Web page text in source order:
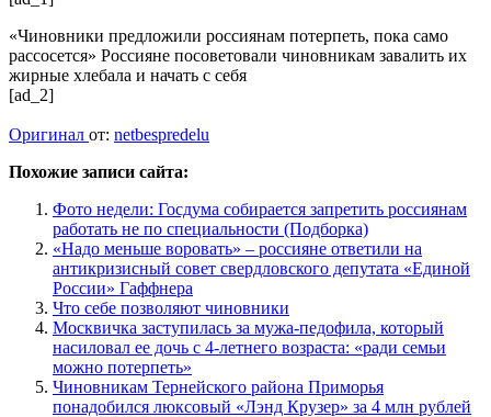
«Чиновники предложили россиянам потерпеть, пока само
рассосется» Россияне посоветовали чиновникам завалить их
жирные хлебала и начать с себя
[ad_2]
Оригинал от: netbespredelu
Похожие записи сайта:
Фото недели: Госдума собирается запретить россиянам
работать не по специальности (Подборка)
«Надо меньше воровать» – россияне ответили на
антикризисный совет свердловского депутата «Единой
России» Гаффнера
Что себе позволяют чиновники
Москвичка заступилась за мужа-педофила, который
насиловал ее дочь с 4-летнего возраста: «ради семьи
можно потерпеть»
Чиновникам Тернейского района Приморья
понадобился люксовый «Лэнд Крузер» за 4 млн рублей